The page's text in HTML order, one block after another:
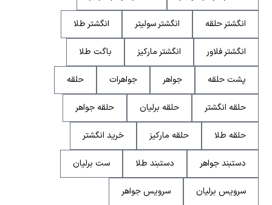
انگشتر حلقه انگشتر سولیتر انگشتر طلا
انگشتر فلاور انگشتر مارکیز باگت طلا
پشت حلقه جواهر جواهرات حلقه
حلقه انگشتر حلقه برلیان حلقه جواهر
حلقه طلا حلقه مارکیز خرید انگشتر
دستبند جواهر دستبند طلا ست برلیان
سرویس برلیان سرویس جواهر